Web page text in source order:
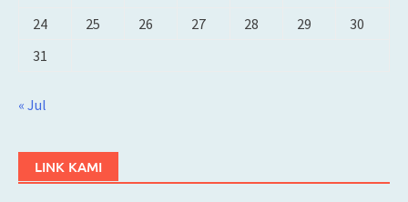
24
25 26 27 28 29
30
31
« Jul
LINK KAMI